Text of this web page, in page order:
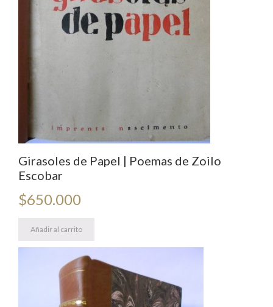
Girasoles de Papel | Poemas de Zoilo
Escobar
$650.000
Añadir al carrito